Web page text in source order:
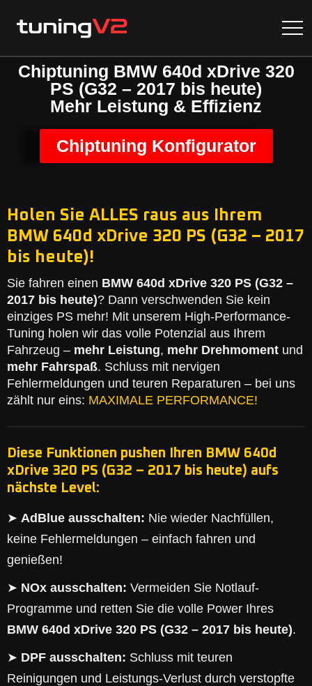
Chiptuning BMW 640d xDrive 320
PS (G32 – 2017 bis heute)
Mehr Leistung & Effizienz
Chiptuning Konfigurator
Holen Sie ALLES raus aus Ihrem
BMW 640d xDrive 320 PS (G32 – 2017
bis heute)!
Sie fahren einen BMW 640d xDrive 320 PS (G32 –
2017 bis heute)? Dann verschwenden Sie kein
einziges PS mehr! Mit unserem High-Performance-
Tuning holen wir das volle Potenzial aus Ihrem
Fahrzeug – mehr Leistung, mehr Drehmoment und
mehr Fahrspaß. Schluss mit nervigen
Fehlermeldungen und teuren Reparaturen – bei uns
zählt nur eins: MAXIMALE PERFORMANCE!
Diese Funktionen pushen Ihren BMW 640d
xDrive 320 PS (G32 – 2017 bis heute) aufs
nächste Level:
➤ AdBlue ausschalten: Nie wieder Nachfüllen,
keine Fehlermeldungen – einfach fahren und
genießen!
➤ NOx ausschalten: Vermeiden Sie Notlauf-
Programme und retten Sie die volle Power Ihres
BMW 640d xDrive 320 PS (G32 – 2017 bis heute).
➤ DPF ausschalten: Schluss mit teuren
Reinigungen und Leistungs-Verlust durch verstopfte